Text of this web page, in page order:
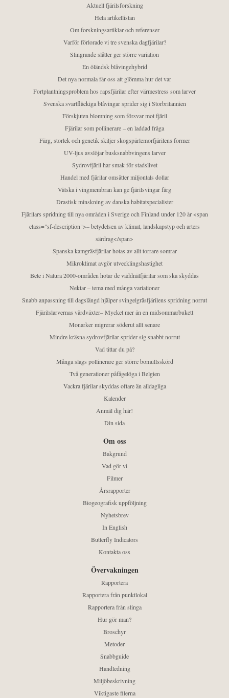
Aktuell fjärilsforskning
Hela artikellistan
Om forskningsartiklar och referenser
Varför förlorade vi tre svenska dagfjärilar?
Slingrande slåtter ger större variation
En öländsk blåvingehybrid
Det nya normala får oss att glömma hur det var
Fortplantningsproblem hos rapsfjärilar efter värmestress som larver
Svenska svartfläckiga blåvingar sprider sig i Storbritannien
Förskjuten blomning som försvar mot fjäril
Fjärilar som pollinerare – en laddad fråga
Färg, storlek och genetik skiljer skogspärlemorfjärilens former
UV-ljus avslöjar busksnabbvingens larver
Sydrovfjäril har smak för stadslivet
Handel med fjärilar omsätter miljontals dollar
Vätska i vingmembran kan ge fjärilsvingar färg
Drastisk minskning av danska habitatspecialister
Fjärilars spridning till nya områden i Sverige och Finland under 120 år <span
class="sf-description">– betydelsen av klimat, landskapstyp och arters
särdrag</span>
Spanska kamgräsfjärilar hotas av allt torrare somrar
Mikroklimat avgör utvecklingshastighet
Bete i Natura 2000-områden hotar de väddnätfjärilar som ska skyddas
Nektar – tema med många variationer
Snabb anpassning till dagslängd hjälper svingelgräsfjärilens spridning norrut
Fjärilslarvernas värdväxter– Mycket mer än en midsommarbukett
Monarker migrerar söderut allt senare
Mindre kräsna sydrovfjärilar sprider sig snabbt norrut
Vad tittar du på?
Många slags pollinerare ger större bomullsskörd
Två generationer påfågelöga i Belgien
Vackra fjärilar skyddas oftare än alldagliga
Kalender
Anmäl dig här!
Din sida
Om oss
Bakgrund
Vad gör vi
Filmer
Årsrapporter
Biogeografisk uppföljning
Nyhetsbrev
In English
Butterfly Indicators
Kontakta oss
Övervakningen
Rapportera
Rapportera från punktlokal
Rapportera från slinga
Hur gör man?
Broschyr
Metoder
Snabbguide
Handledning
Miljöbeskrivning
Viktigaste filerna